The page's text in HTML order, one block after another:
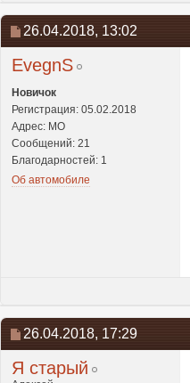
26.04.2018, 13:02
EvegnS
Новичок
Регистрация: 05.02.2018
Адрес: МО
Сообщений: 21
Благодарностей: 1
Об автомобиле
26.04.2018, 17:29
Я старый